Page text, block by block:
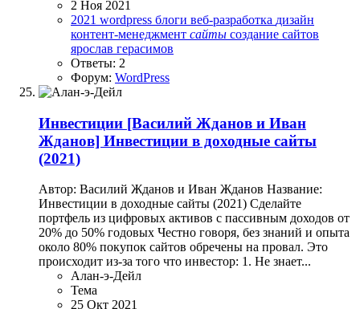
2 Ноя 2021
2021 wordpress блоги веб-разработка дизайн
контент-менеджмент сайты создание сайтов
ярослав герасимов
Ответы: 2
Форум: WordPress
Инвестиции [Василий Жданов и Иван
Жданов] Инвестиции в доходные сайты
(2021)
Автор: Василий Жданов и Иван Жданов Название:
Инвестиции в доходные сайты (2021) Сделайте
портфель из цифровых активов с пассивным доходов от
20% до 50% годовых Честно говоря, без знаний и опыта
около 80% покупок сайтов обречены на провал. Это
происходит из-за того что инвестор: 1. Не знает...
Алан-э-Дейл
Тема
25 Окт 2021